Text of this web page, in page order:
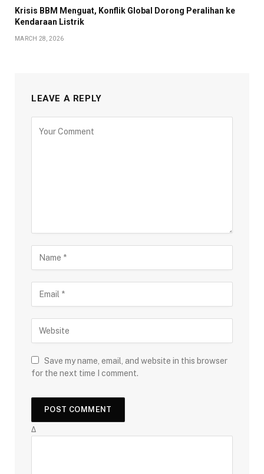
Krisis BBM Menguat, Konflik Global Dorong Peralihan ke
Kendaraan Listrik
MARCH 28, 2026
LEAVE A REPLY
Save my name, email, and website in this browser
for the next time I comment.
Δ